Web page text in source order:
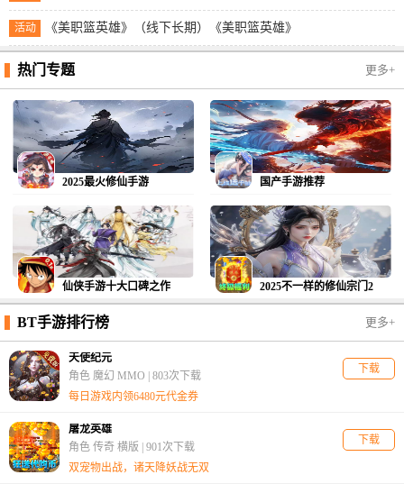
活动 《美职篮英雄》（线下长期）《美职篮英雄》
热门专题 更多+
2025最火修仙手游 国产手游推荐
仙侠手游十大口碑之作 2025不一样的修仙宗门2
BT手游排行榜 更多+
天使纪元
角色 魔幻 MMO | 803次下载
每日游戏内领6480元代金券
下载
屠龙英雄
角色 传奇 横版 | 901次下载
双宠物出战，诸天降妖战无双
下载